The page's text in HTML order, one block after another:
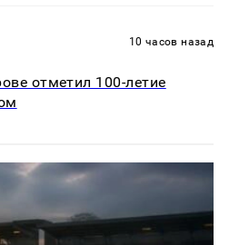
10 часов назад
отметил 100-летие